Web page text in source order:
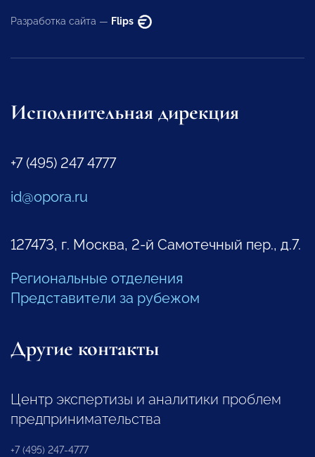
Разработка сайта — Flips
Исполнительная дирекция
+7 (495) 247 4777
id@opora.ru
127473, г. Москва, 2-й Самотечный пер., д.7.
Региональные отделения
Представители за рубежом
Другие контакты
Центр экспертизы и аналитики проблем
предпринимательства
+7 (495) 247-4777